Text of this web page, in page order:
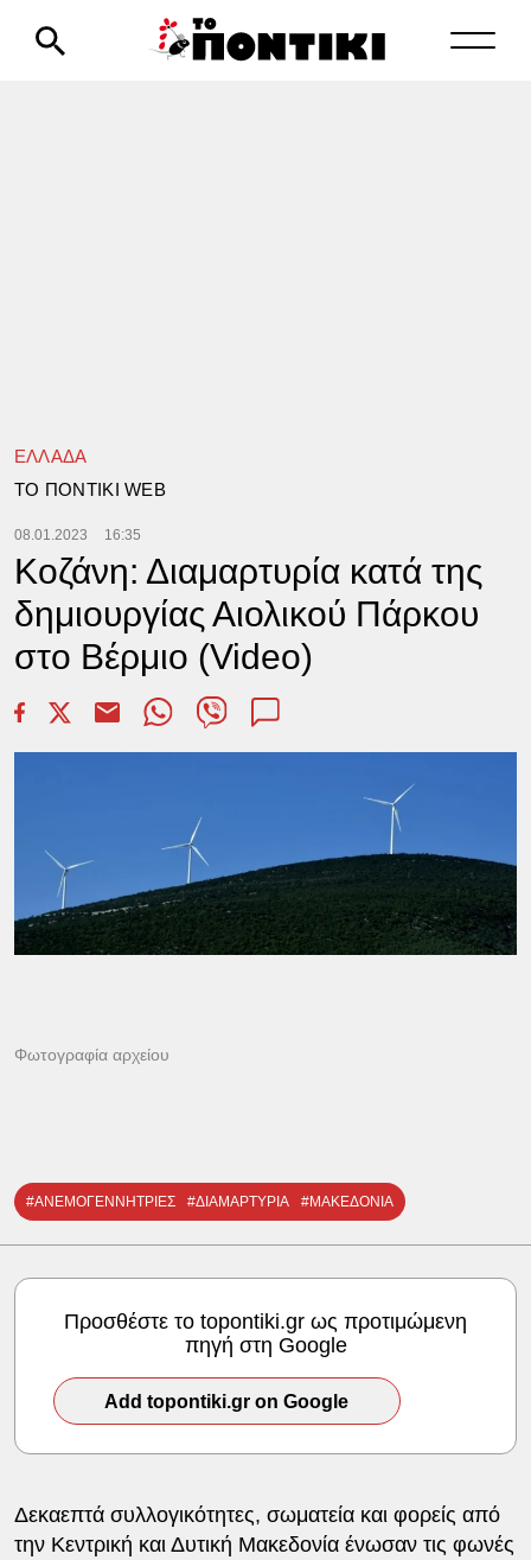
ΕΛΛΑΔΑ
TΟ ΠΟΝΤΙΚΙ WEB
08.01.2023 16:35
Κοζάνη: Διαμαρτυρία κατά της
δημιουργίας Αιολικού Πάρκου
στο Βέρμιο (Video)
Φωτογραφία αρχείου
#ΑΝΕΜΟΓΕΝΝΗΤΡΙΕΣ #ΔΙΑΜΑΡΤΥΡΙΑ #ΜΑΚΕΔΟΝΙΑ
Προσθέστε το topontiki.gr ως προτιμώμενη
πηγή στη Google
Add topontiki.gr on Google
Δεκαεπτά συλλογικότητες, σωματεία και φορείς από
την Κεντρική και Δυτική Μακεδονία ένωσαν τις φωνές